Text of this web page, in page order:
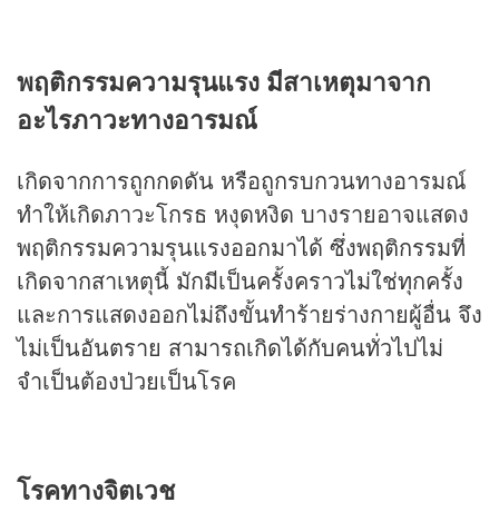
พฤติกรรมความรุนแรง มีสาเหตุมาจาก
อะไรภาวะทางอารมณ์
เกิดจากการถูกกดดัน หรือถูกรบกวนทางอารมณ์
ทำให้เกิดภาวะโกรธ หงุดหงิด บางรายอาจแสดง
พฤติกรรมความรุนแรงออกมาได้ ซึ่งพฤติกรรมที่
เกิดจากสาเหตุนี้ มักมีเป็นครั้งคราวไม่ใช่ทุกครั้ง
และการแสดงออกไม่ถึงขั้นทำร้ายร่างกายผู้อื่น จึง
ไม่เป็นอันตราย สามารถเกิดได้กับคนทั่วไปไม่
จำเป็นต้องป่วยเป็นโรค
โรคทางจิตเวช